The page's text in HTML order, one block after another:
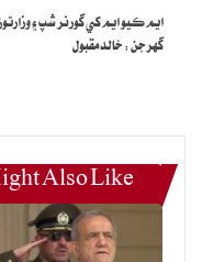
ايم ڪيو ايم کي گورنر شپ ۽
گهرجن : خالد مقبول
Also Like